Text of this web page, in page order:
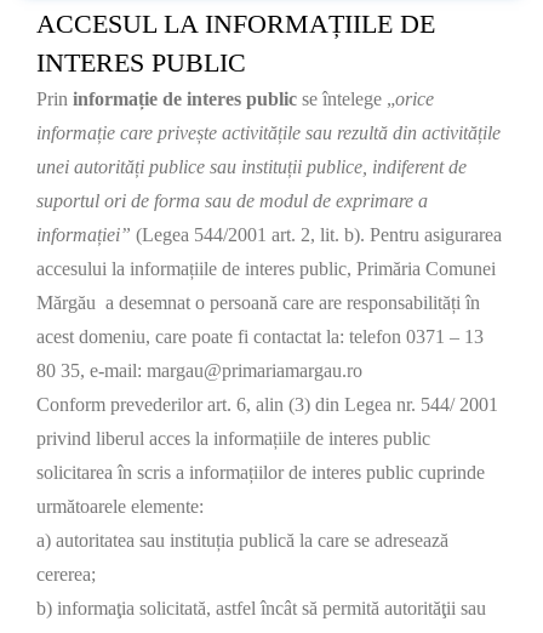
ACCESUL LA INFORMAȚIILE DE
INTERES PUBLIC
Prin informație de interes public se întelege „orice
informație care privește activitățile sau rezultă din activitățile
unei autorități publice sau instituții publice, indiferent de
suportul ori de forma sau de modul de exprimare a
informației” (Legea 544/2001 art. 2, lit. b). Pentru asigurarea
accesului la informațiile de interes public, Primăria Comunei
Mărgău a desemnat o persoană care are responsabilități în
acest domeniu, care poate fi contactat la: telefon 0371 – 13
80 35, e-mail: margau@primariamargau.ro
Conform prevederilor art. 6, alin (3) din Legea nr. 544/ 2001
privind liberul acces la informațiile de interes public
solicitarea în scris a informațiilor de interes public cuprinde
următoarele elemente:
a) autoritatea sau instituția publică la care se adresează
cererea;
b) informaţia solicitată, astfel încât să permită autorităţii sau